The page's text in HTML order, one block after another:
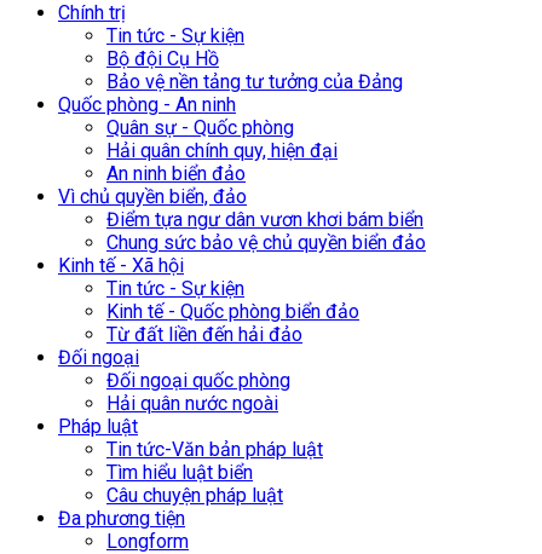
Chính trị
Tin tức - Sự kiện
Bộ đội Cụ Hồ
Bảo vệ nền tảng tư tưởng của Đảng
Quốc phòng - An ninh
Quân sự - Quốc phòng
Hải quân chính quy, hiện đại
An ninh biển đảo
Vì chủ quyền biển, đảo
Điểm tựa ngư dân vươn khơi bám biển
Chung sức bảo vệ chủ quyền biển đảo
Kinh tế - Xã hội
Tin tức - Sự kiện
Kinh tế - Quốc phòng biển đảo
Từ đất liền đến hải đảo
Đối ngoại
Đối ngoại quốc phòng
Hải quân nước ngoài
Pháp luật
Tin tức-Văn bản pháp luật
Tìm hiểu luật biển
Câu chuyện pháp luật
Đa phương tiện
Longform